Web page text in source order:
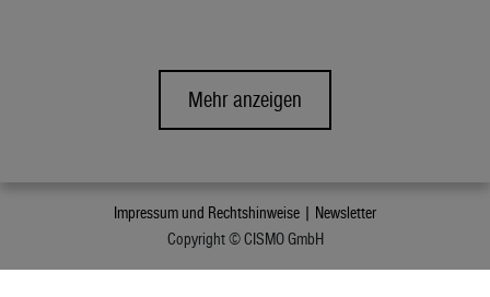
Mehr anzeigen
Impressum und Rechtshinweise | Newsletter
Copyright © CISMO GmbH